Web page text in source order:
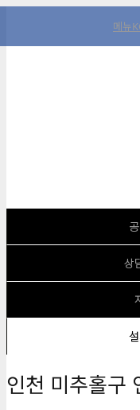
메뉴
상
인천 미추홀구